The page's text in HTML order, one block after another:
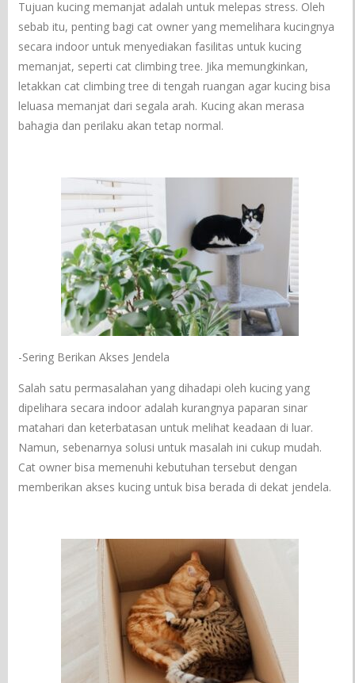
Tujuan kucing memanjat adalah untuk melepas stress. Oleh
sebab itu, penting bagi cat owner yang memelihara kucingnya
secara indoor untuk menyediakan fasilitas untuk kucing
memanjat, seperti cat climbing tree. Jika memungkinkan,
letakkan cat climbing tree di tengah ruangan agar kucing bisa
leluasa memanjat dari segala arah. Kucing akan merasa
bahagia dan perilaku akan tetap normal.
-Sering Berikan Akses Jendela
Salah satu permasalahan yang dihadapi oleh kucing yang
dipelihara secara indoor adalah kurangnya paparan sinar
matahari dan keterbatasan untuk melihat keadaan di luar.
Namun, sebenarnya solusi untuk masalah ini cukup mudah.
Cat owner bisa memenuhi kebutuhan tersebut dengan
memberikan akses kucing untuk bisa berada di dekat jendela.